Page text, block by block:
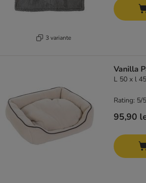
3 variante
Vanilla
L 50 x l
95,90
Rating: 5/5